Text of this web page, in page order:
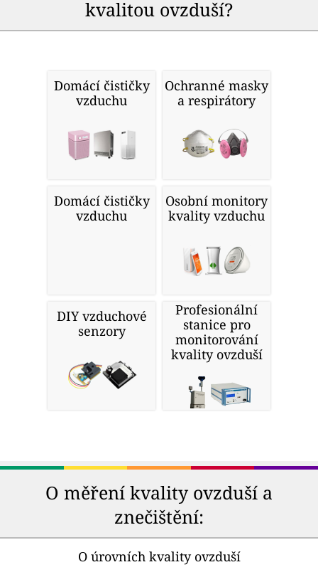
kvalitou ovzduší?
Domácí čističky
vzduchu
Ochranné masky
a respirátory
Domácí čističky
vzduchu
Osobní monitory
kvality vzduchu
DIY vzduchové
senzory
Profesionální
stanice pro
monitorování
kvality ovzduší
O měření kvality ovzduší a
znečištění:
O úrovních kvality ovzduší